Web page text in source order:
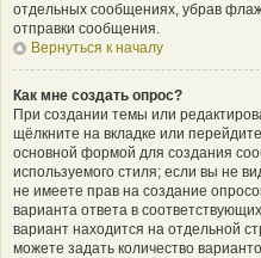
отдельных сообщениях, убрав
отправки сообщения.
Вернуться к началу
Как мне создать опрос?
При создании темы или
щёлкните на вкладке или
основной формой для создания
используемого стиля; если вы не
не имеете прав на создание
варианта ответа в
вариант находится на отдельной
можете задать количество